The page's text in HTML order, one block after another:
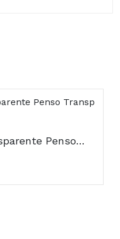
Urgo Transparente Penso Transp 1 T X 10